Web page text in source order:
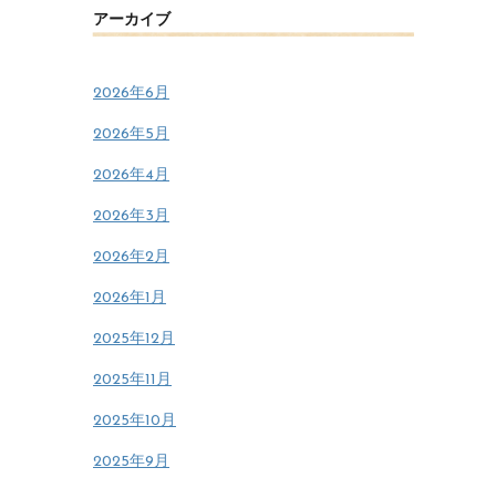
アーカイブ
2026年6月
2026年5月
2026年4月
2026年3月
2026年2月
2026年1月
2025年12月
2025年11月
2025年10月
2025年9月